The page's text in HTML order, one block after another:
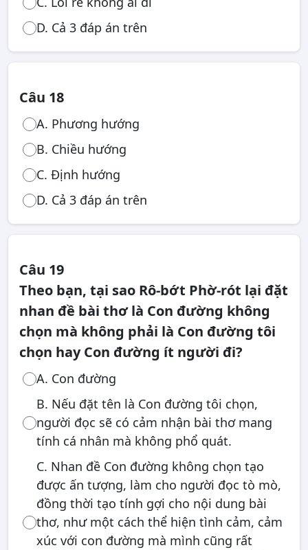
D. Cả 3 đáp án trên
Câu 18
A. Phương hướng
B. Chiều hướng
C. Định hướng
D. Cả 3 đáp án trên
Câu 19
Theo bạn, tại sao Rô-bớt Phờ-rót lại đặt
nhan đề bài thơ là Con đường không
chọn mà không phải là Con đường tôi
chọn hay Con đường ít người đi?
A. Con đường
B. Nếu đặt tên là Con đường tôi chọn,
người đọc sẽ có cảm nhận bài thơ mang
tính cá nhân mà không phổ quát.
C. Nhan đề Con đường không chọn tạo
được ấn tượng, làm cho người đọc tò mò,
đồng thời tạo tính gợi cho nội dung bài
thơ, như một cách thể hiện tình cảm, cảm
xúc với con đường mà mình cũng rất